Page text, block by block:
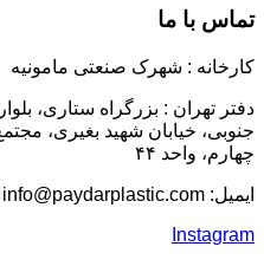
تماس با ما
كارخانه : شهرک صنعتى مامونیه
دفتر تهران : بزرگراه ستاری،
جنوبی، خیابان شهید بغیری،
چهارم، واحد ۴۴
ایمیل:
Instagram